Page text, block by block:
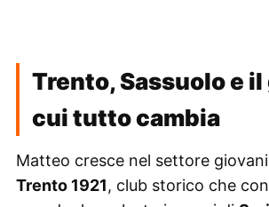
Trento, Sassuolo e
cui tutto cambia
Matteo cresce nel settore
Trento 1921, club storico che